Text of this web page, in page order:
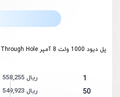
پل دیود 1000 ولت 8 آمپر Through Hole با پکیج KBU
1 558,255 ریال
50 549,923 ریال